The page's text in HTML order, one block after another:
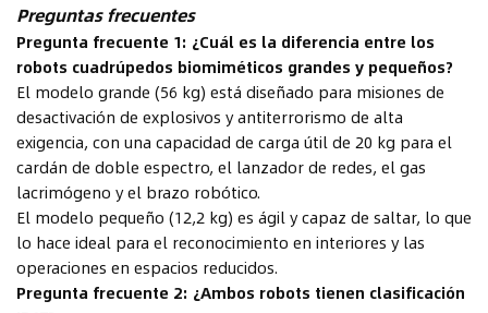
Preguntas frecuentes
Pregunta frecuente 1: ¿Cuál es la diferencia entre los
robots cuadrúpedos biomiméticos grandes y pequeños?
El modelo grande (56 kg) está diseñado para misiones de
desactivación de explosivos y antiterrorismo de alta
exigencia, con una capacidad de carga útil de 20 kg para el
cardán de doble espectro, el lanzador de redes, el gas
lacrimógeno y el brazo robótico.
El modelo pequeño (12,2 kg) es ágil y capaz de saltar, lo que
lo hace ideal para el reconocimiento en interiores y las
operaciones en espacios reducidos.
Pregunta frecuente 2: ¿Ambos robots tienen clasificación